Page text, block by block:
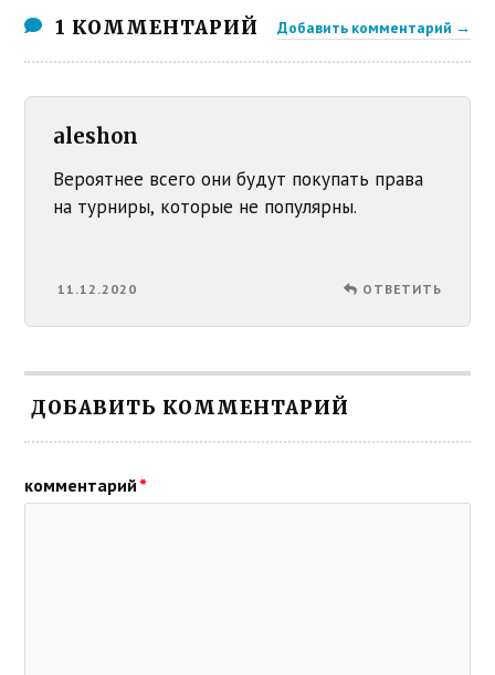
1 КОММЕНТАРИЙ Добавить комментарий →
aleshon
Вероятнее всего они будут покупать права
на турниры, которые не популярны.
11.12.2020 ОТВЕТИТЬ
ДОБАВИТЬ КОММЕНТАРИЙ
комментарий *